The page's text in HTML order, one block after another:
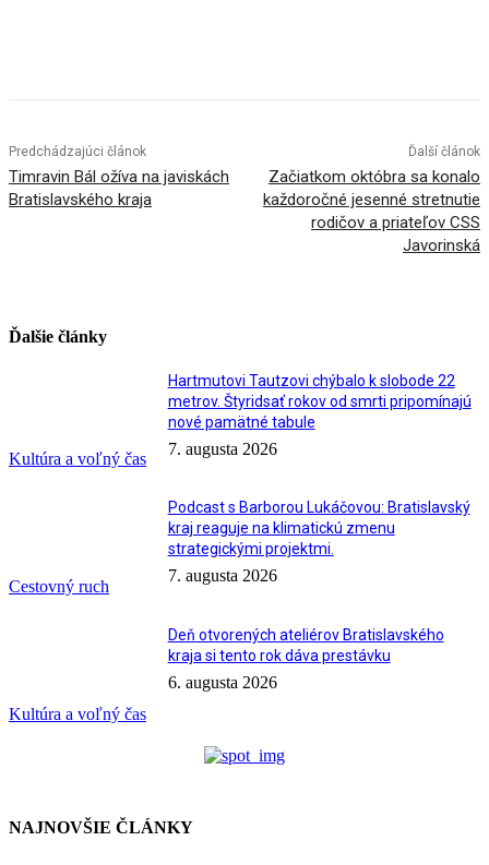
Predchádzajúci článok
Timravin Bál ožíva na javiskách
Bratislavského kraja
Ďalší článok
Začiatkom októbra sa konalo
každoročné jesenné stretnutie
rodičov a priateľov CSS
Javorinská
Ďalšie články
Kultúra a voľný čas
Hartmutovi Tautzovi chýbalo k slobode 22
metrov. Štyridsať rokov od smrti pripomínajú
nové pamätné tabule
7. augusta 2026
Cestovný ruch
Podcast s Barborou Lukáčovou: Bratislavský
kraj reaguje na klimatickú zmenu
strategickými projektmi.
7. augusta 2026
Kultúra a voľný čas
Deň otvorených ateliérov Bratislavského
kraja si tento rok dáva prestávku
6. augusta 2026
NAJNOVŠIE ČLÁNKY